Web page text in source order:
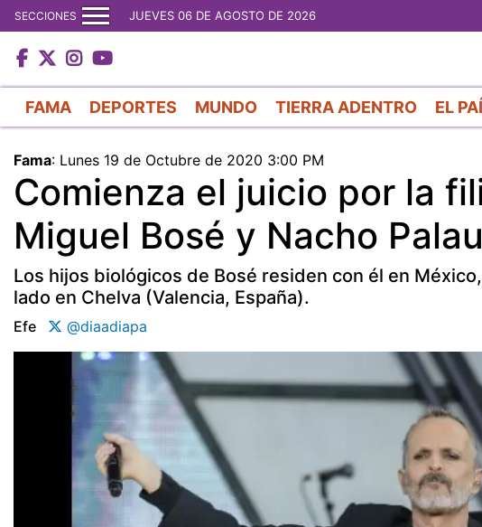
SECCIONES JUEVES 06 DE AGOSTO DE 2026
FAMA DEPORTES MUNDO TIERRA ADENTRO EL
Fama: Lunes 19 de Octubre de 2020 3:00 PM
Comienza el juicio por la
Miguel Bosé y Nacho Palau
Los hijos biológicos de Bosé residen con él en
lado en Chelva (Valencia, España).
Efe @diaadiapa